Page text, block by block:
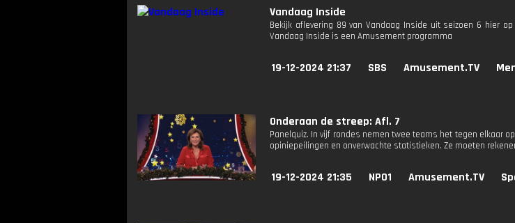
Vandaag Inside
Bekijk aflevering 89 van Vandaag Inside uit seizoen 6 hier
Vandaag Inside is een Amusement programma
19-12-2024 21:37 SBS Amusement.TV
Onderaan de streep: Afl. 7
Panelquiz. In vijf rondes nemen twee teams het tegen elkaar
opiniepeilingen en onverwachte statistieken. Ze moeten
19-12-2024 21:35 NPO1 Amusement.TV